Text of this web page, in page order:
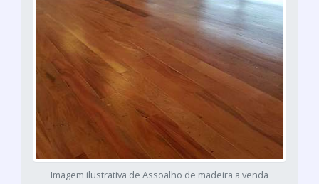
Imagem ilustrativa de Assoalho de madeira a venda